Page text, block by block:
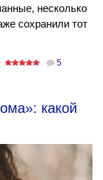
несколько
сохранили тот
5
какой